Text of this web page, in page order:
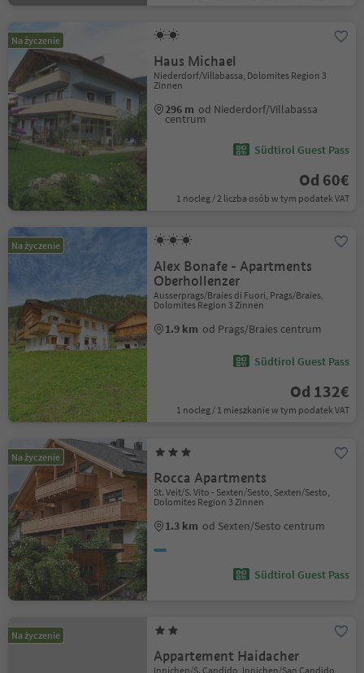
Na życzenie
Haus Michael
Niederdorf/Villabassa, Dolomites Region 3
Zinnen
296 m od Niederdorf/Villabassa
centrum
Südtirol Guest Pass
Od 60€
1 nocleg / 2 liczba osób w tym podatek VAT
Na życzenie
Alex Bonafe - Apartments
Oberhollenzer
Ausserprags/Braies di Fuori, Prags/Braies,
Dolomites Region 3 Zinnen
1.9 km od Prags/Braies centrum
Südtirol Guest Pass
Od 132€
1 nocleg / 1 mieszkanie w tym podatek VAT
Na życzenie
Rocca Apartments
St. Veit/S. Vito - Sexten/Sesto, Sexten/Sesto,
Dolomites Region 3 Zinnen
1.3 km od Sexten/Sesto centrum
Südtirol Guest Pass
Na życzenie
Appartement Haidacher
Innichen/S. Candido, Innichen/San Candido,